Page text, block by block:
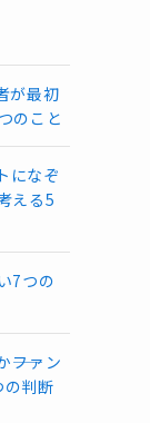
が最初
のこと
になぞ
える5
7つの
ファン
の判断